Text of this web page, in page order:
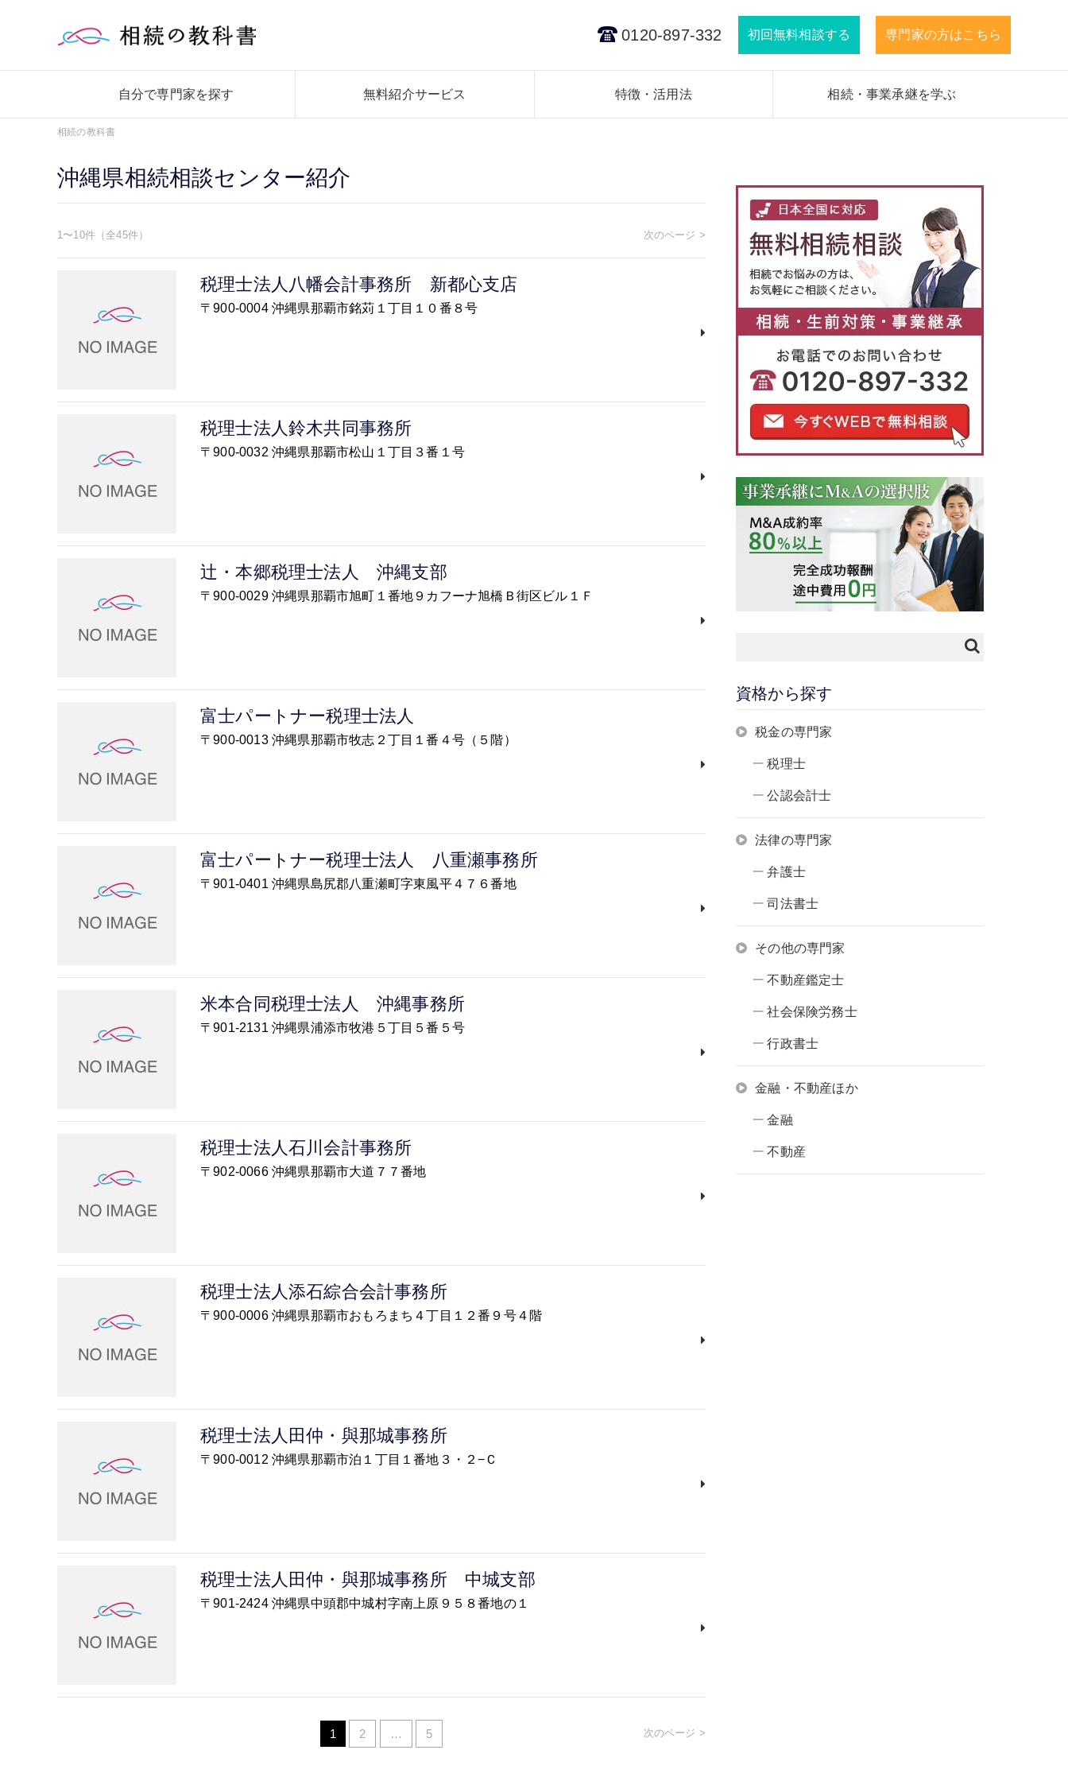
0120-897-332 初回無料相談する 専門家の方はこちら
自分で専門家を探す 無料紹介サービス 特徴・活用法 相続・事業承継を学ぶ
相続の教科書
沖縄県相続相談センター紹介
1〜10件（全45件） 次のページ >
税理士法人八幡会計事務所 新都心支店
〒900-0004 沖縄県那覇市銘苅１丁目１０番８号
税理士法人鈴木共同事務所
〒900-0032 沖縄県那覇市松山１丁目３番１号
辻・本郷税理士法人 沖縄支部
〒900-0029 沖縄県那覇市旭町１番地９カフーナ旭橋Ｂ街区ビル１Ｆ
富士パートナー税理士法人
〒900-0013 沖縄県那覇市牧志２丁目１番４号（５階）
富士パートナー税理士法人 八重瀬事務所
〒901-0401 沖縄県島尻郡八重瀬町字東風平４７６番地
米本合同税理士法人 沖縄事務所
〒901-2131 沖縄県浦添市牧港５丁目５番５号
税理士法人石川会計事務所
〒902-0066 沖縄県那覇市大道７７番地
税理士法人添石綜合会計事務所
〒900-0006 沖縄県那覇市おもろまち４丁目１２番９号４階
税理士法人田仲・與那城事務所
〒900-0012 沖縄県那覇市泊１丁目１番地３・２−Ｃ
税理士法人田仲・與那城事務所 中城支部
〒901-2424 沖縄県中頭郡中城村字南上原９５８番地の１
1 2 … 5 次のページ >
資格から探す
税金の専門家
税理士
公認会計士
法律の専門家
弁護士
司法書士
その他の専門家
不動産鑑定士
社会保険労務士
行政書士
金融・不動産ほか
金融
不動産